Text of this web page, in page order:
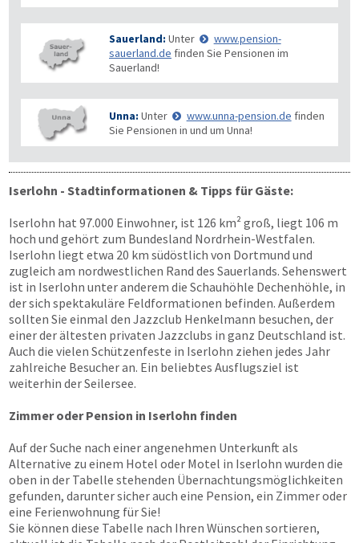
Sauerland: Unter
www.pension-
sauerland.de finden Sie Pensionen im
Sauerland!
Unna: Unter www.unna-pension.de finden
Sie Pensionen in und um Unna!
Iserlohn - Stadtinformationen & Tipps für Gäste:
Iserlohn hat 97.000 Einwohner, ist 126 km² groß, liegt 106 m
hoch und gehört zum Bundesland Nordrhein-Westfalen.
Iserlohn liegt etwa 20 km südöstlich von Dortmund und
zugleich am nordwestlichen Rand des Sauerlands. Sehenswert
ist in Iserlohn unter anderem die Schauhöhle Dechenhöhle, in
der sich spektakuläre Feldformationen befinden. Außerdem
sollten Sie einmal den Jazzclub Henkelmann besuchen, der
einer der ältesten privaten Jazzclubs in ganz Deutschland ist.
Auch die vielen Schützenfeste in Iserlohn ziehen jedes Jahr
zahlreiche Besucher an. Ein beliebtes Ausflugsziel ist
weiterhin der Seilersee.
Zimmer oder Pension in Iserlohn finden
Auf der Suche nach einer angenehmen Unterkunft als
Alternative zu einem Hotel oder Motel in Iserlohn wurden die
oben in der Tabelle stehenden Übernachtungsmöglichkeiten
gefunden, darunter sicher auch eine Pension, ein Zimmer oder
eine Ferienwohnung für Sie!
Sie können diese Tabelle nach Ihren Wünschen sortieren,